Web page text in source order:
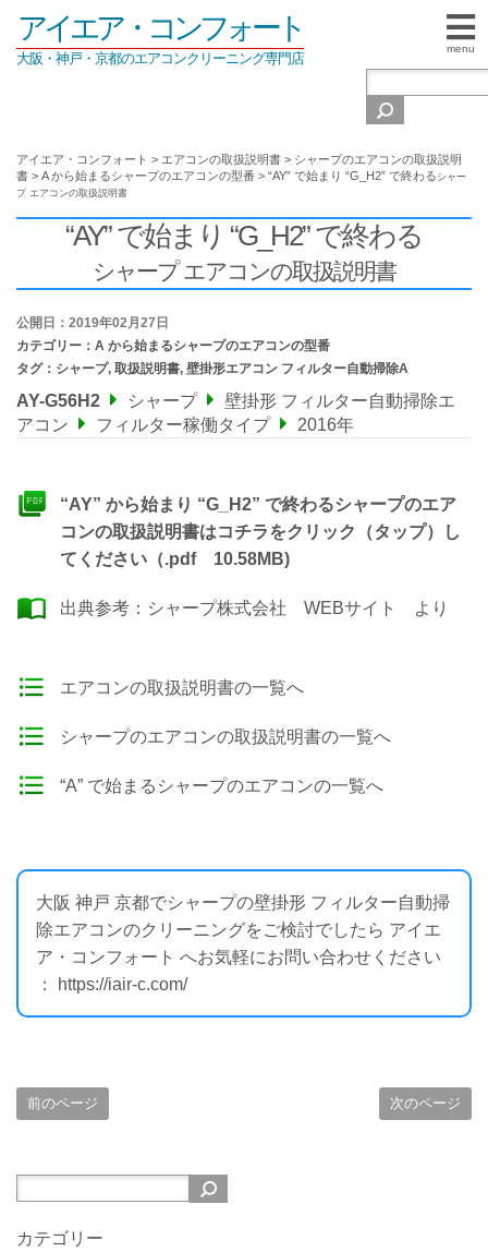
menu
アイエア・コンフォート
大阪・神戸・京都のエアコンクリーニング専門店
アイエア・コンフォート > エアコンの取扱説明書 > シャープのエアコンの取扱説明
書 > A から始まるシャープのエアコンの型番 > “AY” で始まり “G_H2” で終わる シャー
プ エアコンの取扱説明書
“AY” で始まり “G_H2” で終わる
シャープ エアコンの取扱説明書
公開日：2019年02月27日
カテゴリー： A から始まるシャープのエアコンの型番
タグ： シャープ, 取扱説明書, 壁掛形エアコン フィルター自動掃除A
AY-G56H2 シャープ
壁掛形 フィルター自動掃除エ
アコン
フィルター稼働タイプ 2016年
“AY” から始まり “G_H2” で終わるシャープのエア
コンの取扱説明書はコチラをクリック（タップ）し
てください（.pdf 10.58MB)
出典参考： シャープ株式会社 WEBサイト より
エアコンの取扱説明書の一覧へ
シャープのエアコンの取扱説明書の一覧へ
“A” で始まるシャープのエアコンの一覧へ
大阪 神戸 京都でシャープの壁掛形 フィルター自動掃
除エアコンのクリーニングをご検討でしたら アイエ
ア・コンフォート へお気軽にお問い合わせください
： https://iair-c.com/
前のページ 次のページ
カテゴリー